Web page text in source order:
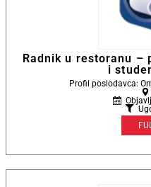
Radnik u restoranu –
i
Profil poslodavca: